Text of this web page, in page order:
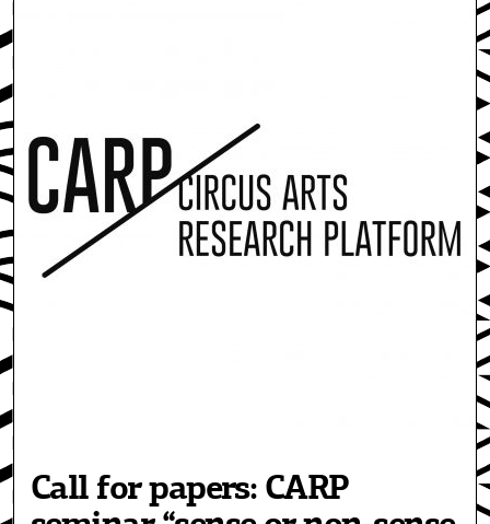
Call for papers: CARP